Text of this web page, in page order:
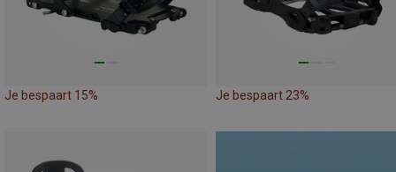
Je bespaart 15% Je bespaart 23%